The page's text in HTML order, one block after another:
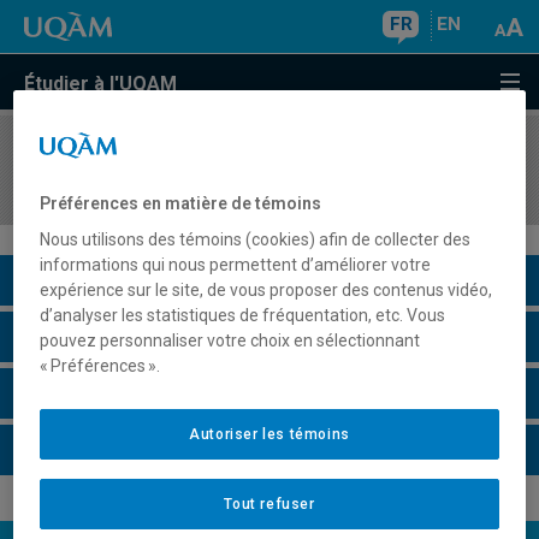
FR EN
Étudier à l'UQAM
COURS//
Description du cours
Horaire - Été 2026
Préférences en matière de témoins
Nous utilisons des témoins (cookies) afin de collecter des
informations qui nous permettent d’améliorer votre
expérience sur le site, de vous proposer des contenus vidéo,
d’analyser les statistiques de fréquentation, etc. Vous
pouvez personnaliser votre choix en sélectionnant
« Préférences ».
Tout refuser
Autoriser les témoins